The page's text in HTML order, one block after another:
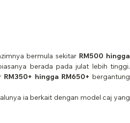
bermula sekitar RM500 hingga
berada pada julat lebih tinggi.
RM350+ hingga RM650+ bergantung
ia berkait dengan model caj yang